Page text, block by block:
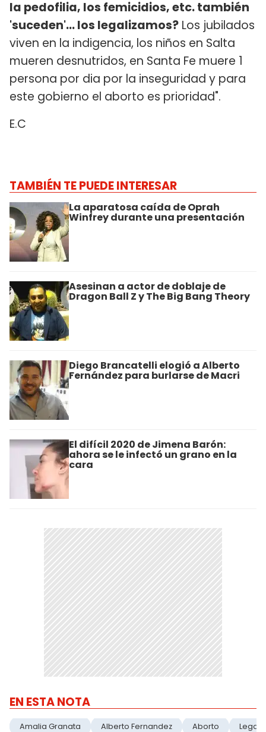
la pedofilia, los femicidios, etc. también
'suceden'... los legalizamos? Los jubilados
viven en la indigencia, los niños en Salta
mueren desnutridos, en Santa Fe muere 1
persona por dia por la inseguridad y para
este gobierno el aborto es prioridad".
E.C
TAMBIÉN TE PUEDE INTERESAR
La aparatosa caída de Oprah
Winfrey durante una presentación
Asesinan a actor de doblaje de
Dragon Ball Z y The Big Bang Theory
Diego Brancatelli elogió a Alberto
Fernández para burlarse de Macri
El difícil 2020 de Jimena Barón:
ahora se le infectó un grano en la
cara
EN ESTA NOTA
Amalia Granata Alberto Fernandez Aborto